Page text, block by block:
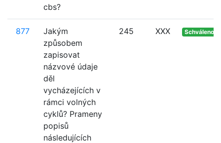
cbs?
877
Jakým
způsobem
zapisovat
názvové údaje
děl
vycházejících v
rámci volných
cyklů? Prameny
popisů
následujících
245 XXX Schváleno